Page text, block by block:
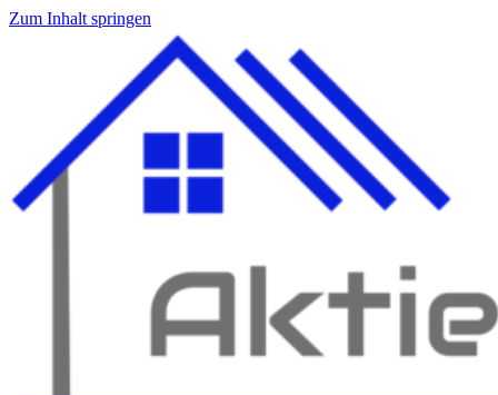
Zum Inhalt springen